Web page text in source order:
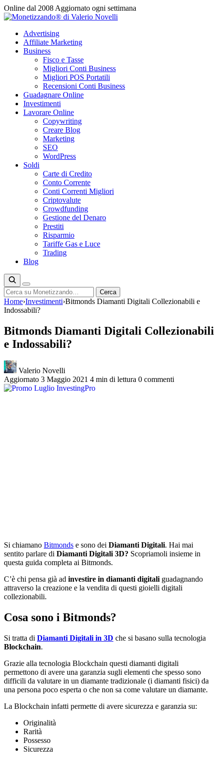
Vai
al
Online dal 2008 Aggiornato ogni settimana
Advertising
Affiliate Marketing
Business
Fisco e Tasse
Migliori Conti Business
Migliori POS Portatili
Recensioni Conti Business
Guadagnare Online
Investimenti
Lavorare Online
Copywriting
Creare Blog
Marketing
SEO
WordPress
Soldi
Carte di Credito
Conto Corrente
Conti Correnti Migliori
Criptovalute
Crowdfunding
Gestione del Denaro
Prestiti
Risparmio
Tariffe Gas e Luce
Trading
Blog
Cerca Cerca
Home›Investimenti›Bitmonds Diamanti Digitali Collezionabili e
Indossabili?
Bitmonds Diamanti Digitali Collezionabili
e Indossabili?
Valerio Novelli
Aggiornato 3 Maggio 2021 4 min di lettura 0 commenti
Si chiamano Bitmonds e sono dei Diamanti Digitali. Hai mai
sentito parlare di Diamanti Digitali 3D? Scopriamoli insieme in
questa guida completa ai Bitmonds.
C’è chi pensa già ad investire in diamanti digitali guadagnando
attraverso la creazione e la vendita di questi gioielli digitali
collezionabili.
Cosa sono i Bitmonds?
Si tratta di Diamanti Digitali in 3D che si basano sulla tecnologia
Blockchain.
Grazie alla tecnologia Blockchain questi diamanti digitali
permettono di avere una garanzia sugli elementi che spesso sono
difficili da valutare in un diamante tradizionale (i diamanti fisici) da
una persona poco esperta o che non sa come valutare un diamante.
La Blockchain infatti permette di avere sicurezza e garanzia su:
Originalità
Rarità
Possesso
Sicurezza